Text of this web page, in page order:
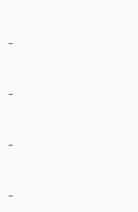
_
_
_
_